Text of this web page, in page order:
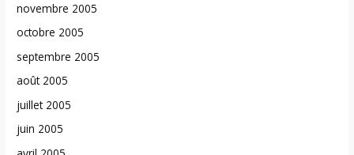
novembre 2005
octobre 2005
septembre 2005
août 2005
juillet 2005
juin 2005